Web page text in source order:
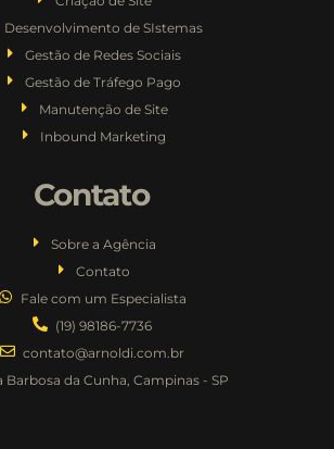
Desenvolvimento de SIstemas
Gestão de Redes Sociais
Gestão de Tráfego Pago
Manutenção de Site
Inbound Marketing
Contato
Sobre a Agência
Contato
Fale com um Especialista
(19) 98186-7736
contato@arnoldi.com.br
Barbosa da Cunha, Campinas - SP